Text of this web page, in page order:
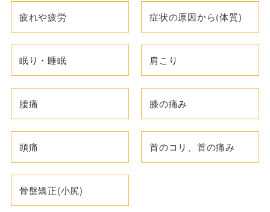
疲れや疲労 症状の原因から(体質)
眠り・睡眠 肩こり
腰痛 膝の痛み
頭痛 首のコリ、首の痛み
骨盤矯正(小尻)